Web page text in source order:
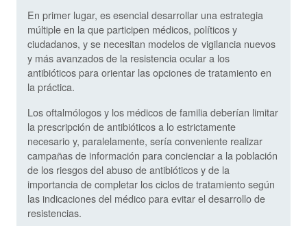
En primer lugar, es esencial desarrollar una estrategia
múltiple en la que participen médicos, políticos y
ciudadanos, y se necesitan modelos de vigilancia nuevos
y más avanzados de la resistencia ocular a los
antibióticos para orientar las opciones de tratamiento en
la práctica.
Los oftalmólogos y los médicos de familia deberían limitar
la prescripción de antibióticos a lo estrictamente
necesario y, paralelamente, sería conveniente realizar
campañas de información para concienciar a la población
de los riesgos del abuso de antibióticos y de la
importancia de completar los ciclos de tratamiento según
las indicaciones del médico para evitar el desarrollo de
resistencias.